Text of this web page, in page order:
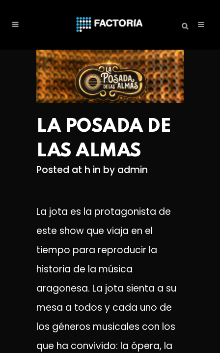
LA POSADA DE
LAS ALMAS
Posted at h in by admin
La jota es la protagonista de
este show que viaja en el
tiempo para reproducir la
historia de la música
aragonesa. La jota sienta a su
mesa a todos y cada uno de
los géneros musicales con los
que ha convivido: la ópera, la